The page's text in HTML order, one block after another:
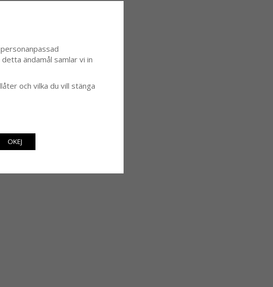
ändamål samlar vi in
och vilka du vill stänga
OKEJ